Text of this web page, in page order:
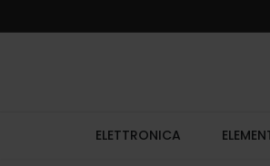
ELETTRONICA